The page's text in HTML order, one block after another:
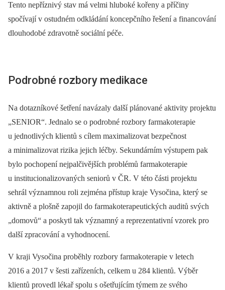
Tento nepříznivý stav má velmi hluboké kořeny a příčiny
spočívají v ostudném odkládání koncepčního řešení a financování
dlouhodobé zdravotně sociální péče.
Podrobné rozbory medikace
Na dotazníkové šetření navázaly další plánované aktivity projektu
„SENIOR“. Jednalo se o podrobné rozbory farmakoterapie
u jednotlivých klientů s cílem maximalizovat bezpečnost
a minimalizovat rizika jejich léčby. Sekundárním výstupem pak
bylo pochopení nejpalčivějších problémů farmakoterapie
u institucionalizovaných seniorů v ČR. V této části projektu
sehrál významnou roli zejména přístup kraje Vysočina, který se
aktivně a plošně zapojil do farmakoterapeutických auditů svých
„domovů“ a poskytl tak významný a reprezentativní vzorek pro
další zpracování a vyhodnocení.
V kraji Vysočina proběhly rozbory farmakoterapie v letech
2016 a 2017 v šesti zařízeních, celkem u 284 klientů. Výběr
klientů provedl lékař spolu s ošetřujícím týmem ze svého